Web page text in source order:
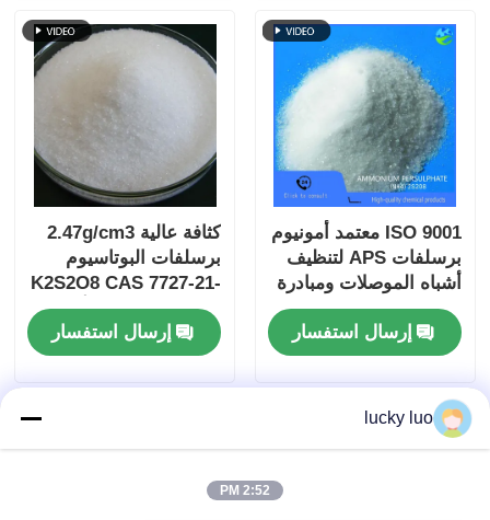
ISO 9001 معتمد أمونيوم
برسلفات APS لتنظيف
أشباه الموصلات ومبادرة
تعدين الراتنج الأكريلي
إرسال استفسار
كثافة عالية 2.47g/cm3
برسلفات البوتاسيوم
K2S2O8 CAS 7727-21-
1 مسحوق بلوري أبيض
إرسال استفسار
lucky luo
2:52 PM